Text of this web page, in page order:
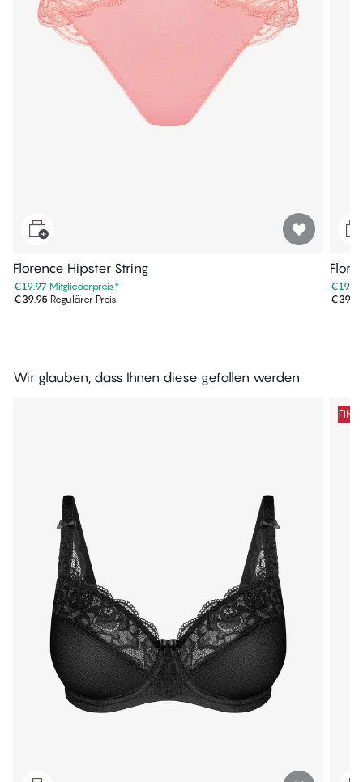
Florence Hipster String
€19.97 Mitgliederpreis*
€39.95 Regulärer Preis
€19.97
Wir glauben, dass Ihnen diese gefallen werden